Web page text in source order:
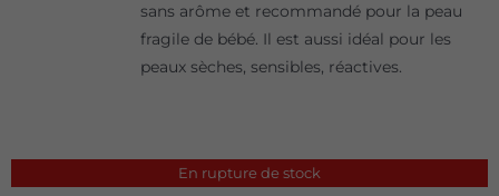
sans arôme et recommandé pour la peau
fragile de bébé. Il est aussi idéal pour les
peaux sèches, sensibles, réactives.
En rupture de stock